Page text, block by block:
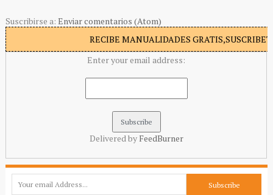
Suscribirse a: Enviar comentarios (Atom)
RECIBE MANUALIDADES
Enter your email address:
Delivered by FeedBurner